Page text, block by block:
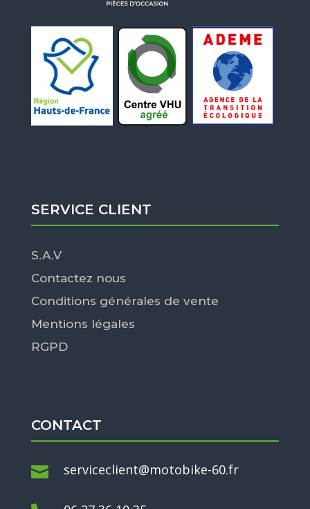
SERVICE CLIENT
S.A.V
Contactez nous
Conditions générales de vente
Mentions légales
RGPD
CONTACT
 serviceclient@motobike-60.fr